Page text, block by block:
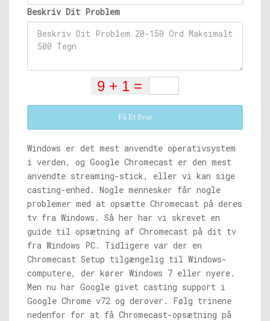
Beskriv Dit Problem
Få Et Svar
Windows er det mest anvendte operativsystem
i verden, og Google Chromecast er den mest
anvendte streaming-stick, eller vi kan sige
casting-enhed. Nogle mennesker får nogle
problemer med at opsætte Chromecast på deres
tv fra Windows. Så her har vi skrevet en
guide til opsætning af Chromecast på dit tv
fra Windows PC. Tidligere var der en
Chromecast Setup tilgængelig til Windows-
computere, der kører Windows 7 eller nyere.
Men nu har Google givet casting support i
Google Chrome v72 og derover. Følg trinene
nedenfor for at få Chromecast-opsætning på